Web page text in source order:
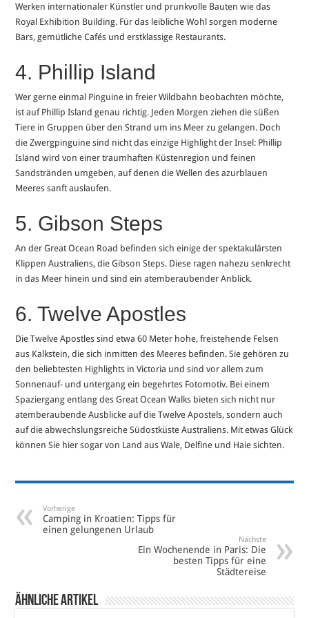
Werken internationaler Künstler und prunkvolle Bauten wie das
Royal Exhibition Building. Für das leibliche Wohl sorgen moderne
Bars, gemütliche Cafés und erstklassige Restaurants.
4. Phillip Island
Wer gerne einmal Pinguine in freier Wildbahn beobachten möchte,
ist auf Phillip Island genau richtig. Jeden Morgen ziehen die süßen
Tiere in Gruppen über den Strand um ins Meer zu gelangen. Doch
die Zwergpinguine sind nicht das einzige Highlight der Insel: Phillip
Island wird von einer traumhaften Küstenregion und feinen
Sandstränden umgeben, auf denen die Wellen des azurblauen
Meeres sanft auslaufen.
5. Gibson Steps
An der Great Ocean Road befinden sich einige der spektakulärsten
Klippen Australiens, die Gibson Steps. Diese ragen nahezu senkrecht
in das Meer hinein und sind ein atemberaubender Anblick.
6. Twelve Apostles
Die Twelve Apostles sind etwa 60 Meter hohe, freistehende Felsen
aus Kalkstein, die sich inmitten des Meeres befinden. Sie gehören zu
den beliebtesten Highlights in Victoria und sind vor allem zum
Sonnenauf- und untergang ein begehrtes Fotomotiv. Bei einem
Spaziergang entlang des Great Ocean Walks bieten sich nicht nur
atemberaubende Ausblicke auf die Twelve Apostels, sondern auch
auf die abwechslungsreiche Südostküste Australiens. Mit etwas Glück
können Sie hier sogar von Land aus Wale, Delfine und Haie sichten.
Vorherige
Camping in Kroatien: Tipps für
einen gelungenen Urlaub
Nächste
Ein Wochenende in Paris: Die
besten Tipps für eine
Städtereise
Ähnliche Artikel